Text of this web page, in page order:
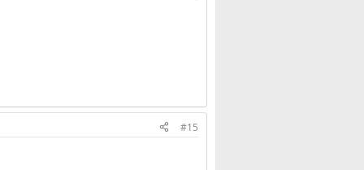
#15